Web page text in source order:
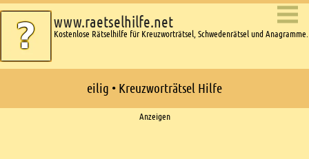
www.raetselhilfe.net
Kostenlose Rätselhilfe für Kreuzworträtsel, Schwedenrätsel und Anagramme.
eilig • Kreuzworträtsel Hilfe
Anzeigen